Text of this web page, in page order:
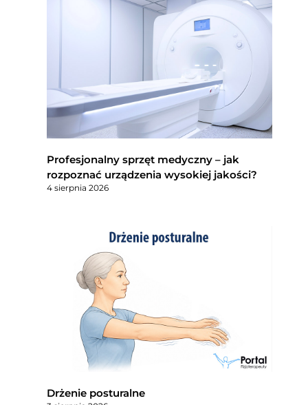
Profesjonalny sprzęt medyczny – jak
rozpoznać urządzenia wysokiej jakości?
4 sierpnia 2026
Drżenie posturalne